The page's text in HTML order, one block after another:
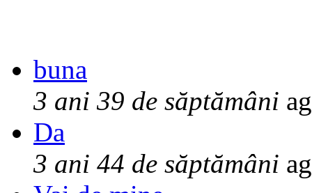
buna
3 ani 39 de săptămâni
Da
3 ani 44 de săptămâni